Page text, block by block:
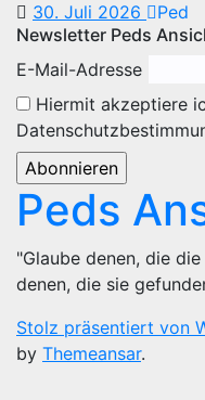
30. Juli 2026
Ped
Newsletter Peds
E-Mail-Adresse
Hiermit akzeptiere
Peds
"Glaube denen, die
denen, die sie
Stolz präsentiert von
by Themeansar.